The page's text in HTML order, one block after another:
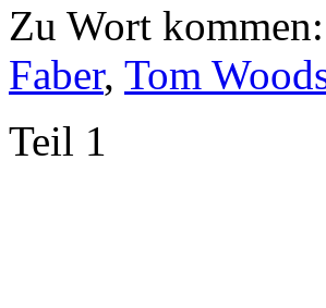
Zu Wort kommen:
Faber, Tom
Teil 1